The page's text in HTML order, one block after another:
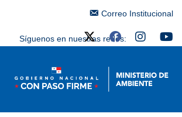
Correo Institucional
Síguenos en nuestras redes: